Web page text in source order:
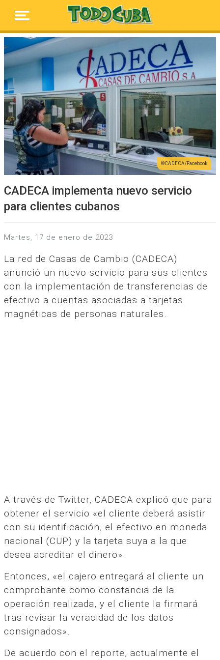
CADECA/Facebook
CADECA implementa nuevo servicio
para clientes cubanos
martes, 17 de enero de 2023
La red de Casas de Cambio (CADECA)
anunció un nuevo servicio para sus clientes
con la implementación de transferencias de
efectivo a cuentas asociadas a tarjetas
magnéticas de personas naturales.
A través de Twitter, CADECA explicó que para
obtener el servicio «el cliente deberá asistir
con su identificación, el efectivo en moneda
nacional (CUP) y la tarjeta suya a la que
desea acreditar el dinero».
Entonces, «el cajero entregará al cliente un
comprobante como constancia de la
operación realizada, y el cliente la firmará
tras revisar la veracidad de los datos
consignados».
De acuerdo con el reporte, actualmente el